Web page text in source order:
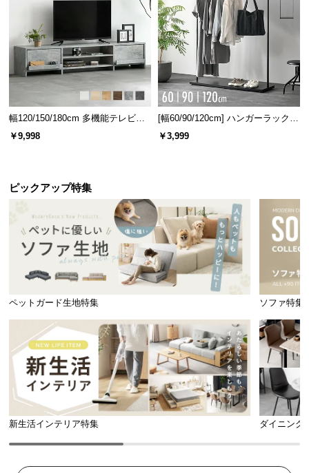
幅120/150/180cm 多機能テレビボ
ード 木目/石目調 オープン収納・
引き出し収納付き
￥9,998
[幅60/90/120cm] ハンガーラック
スチール 4段階高さ調節 サイドフ
ック オープンラック シンプル
￥3,999
ピックアップ特集
ペットガード生地特集 ソファ特集
新生活インテリア特集 ダイニング